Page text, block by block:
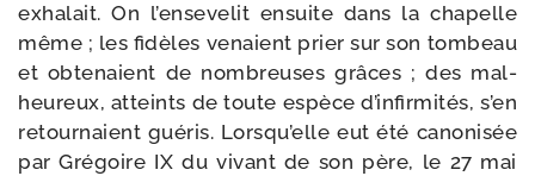
exha­lait. On l’ensevelit ensuite dans la cha­pelle
même ; les fidèles venaient prier sur son tom­beau
et obte­naient de nom­breuses grâces ; des mal­
heu­reux, atteints de toute espèce d’infirmités, s’en
retour­naient gué­ris. Lorsqu’elle eut été cano­ni­sée
par Grégoire IX du vivant de son père, le 27 mai